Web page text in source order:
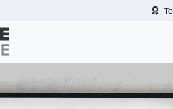
Kreative-Fotogeschenke.de